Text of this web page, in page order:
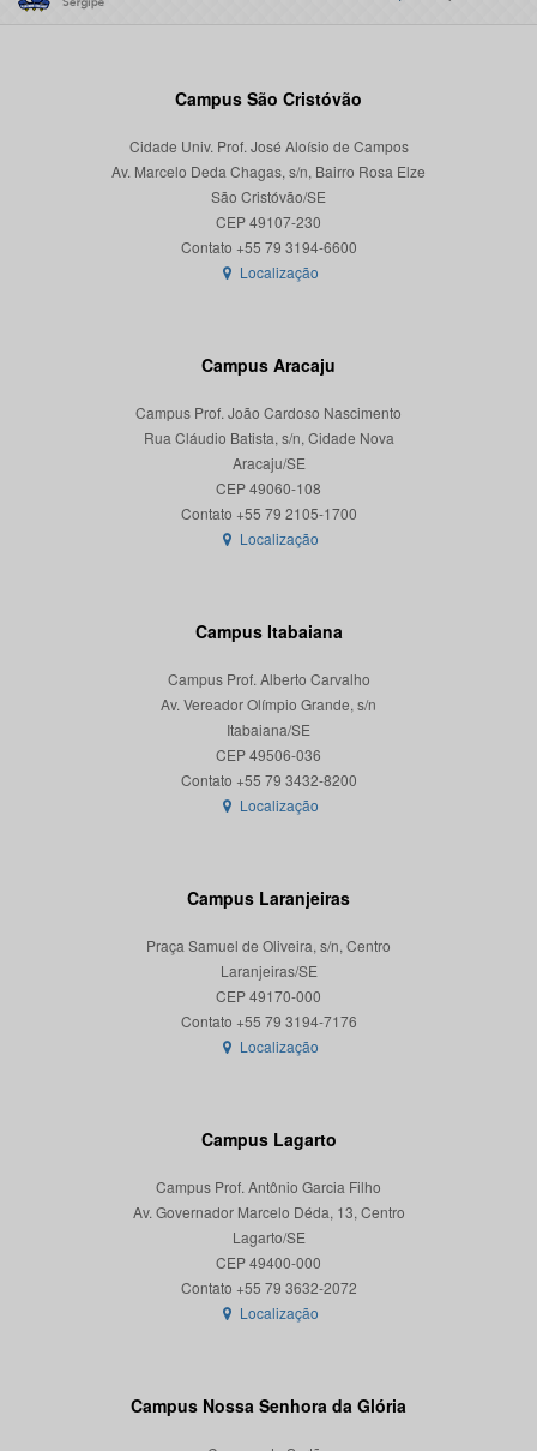
Campus São Cristóvão
Cidade Univ. Prof. José Aloísio de Campos
Av. Marcelo Deda Chagas, s/n, Bairro Rosa Elze
São Cristóvão/SE
CEP 49107-230
Localização
Campus Aracaju
Campus Prof. João Cardoso Nascimento
Rua Cláudio Batista, s/n, Cidade Nova
Aracaju/SE
CEP 49060-108
Localização
Campus Itabaiana
Campus Prof. Alberto Carvalho
Av. Vereador Olímpio Grande, s/n
Itabaiana/SE
CEP 49506-036
Localização
Campus Laranjeiras
Praça Samuel de Oliveira, s/n, Centro
Laranjeiras/SE
CEP 49170-000
Localização
Campus Lagarto
Campus Prof. Antônio Garcia Filho
Av. Governador Marcelo Déda, 13, Centro
Lagarto/SE
CEP 49400-000
Localização
Campus Nossa Senhora da Glória